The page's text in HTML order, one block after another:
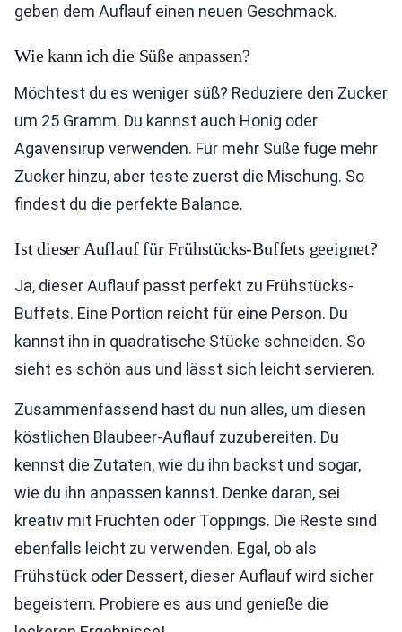
geben dem Auflauf einen neuen Geschmack.
Wie kann ich die Süße anpassen?
Möchtest du es weniger süß? Reduziere den Zucker
um 25 Gramm. Du kannst auch Honig oder
Agavensirup verwenden. Für mehr Süße füge mehr
Zucker hinzu, aber teste zuerst die Mischung. So
findest du die perfekte Balance.
Ist dieser Auflauf für Frühstücks-Buffets geeignet?
Ja, dieser Auflauf passt perfekt zu Frühstücks-
Buffets. Eine Portion reicht für eine Person. Du
kannst ihn in quadratische Stücke schneiden. So
sieht es schön aus und lässt sich leicht servieren.
Zusammenfassend hast du nun alles, um diesen
köstlichen Blaubeer-Auflauf zuzubereiten. Du
kennst die Zutaten, wie du ihn backst und sogar,
wie du ihn anpassen kannst. Denke daran, sei
kreativ mit Früchten oder Toppings. Die Reste sind
ebenfalls leicht zu verwenden. Egal, ob als
Frühstück oder Dessert, dieser Auflauf wird sicher
begeistern. Probiere es aus und genieße die